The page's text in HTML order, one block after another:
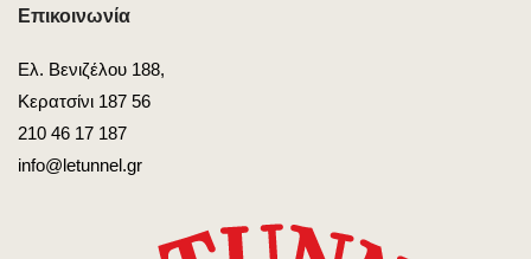
Επικοινωνία
Ελ. Βενιζέλου 188,
Κερατσίνι 187 56
210 46 17 187
info@letunnel.gr